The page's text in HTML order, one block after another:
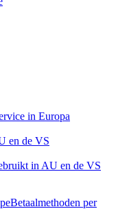
in Europa
en de VS
in AU en de VS
Betaalmethoden per